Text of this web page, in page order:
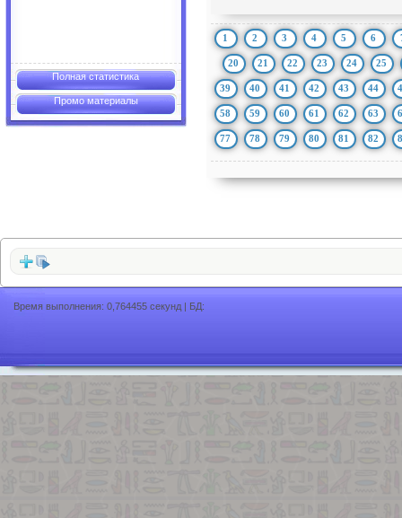
Полная статистика
Промо материалы
1 2 3 4 5 6
20 21 22 23 24 25
39 40 41 42 43 44
58 59 60 61 62 63
77 78 79 80 81 82
Время выполнения: 0,764455 секунд | БД: